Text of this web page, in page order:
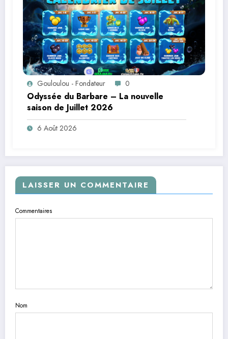
Gouloulou - Fondateur 0
Odyssée du Barbare – La nouvelle
saison de Juillet 2026
6 Août 2026
LAISSER UN COMMENTAIRE
Commentaires
Nom